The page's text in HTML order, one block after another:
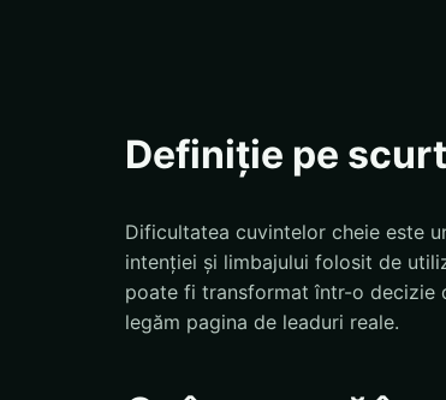
Definiție pe scurt
Dificultatea cuvintelor cheie este
intenției și limbajului folosit de
poate fi transformat într-o decizie
legăm pagina de leaduri reale.